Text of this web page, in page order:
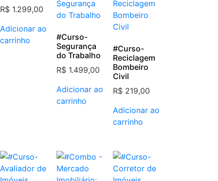
R$ 1.299,00
Adicionar ao
carrinho
#Curso-
Segurança
do Trabalho
R$1.499,00
Adicionar ao
carrinho
#Curso-
Reciclagem
Bombeiro
Civil
R$219,00
Adicionar ao
carrinho